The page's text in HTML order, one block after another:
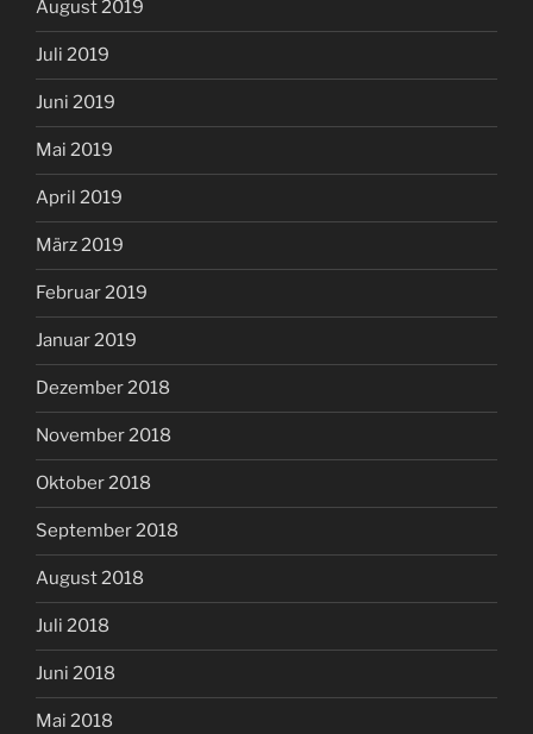
August 2019
Juli 2019
Juni 2019
Mai 2019
April 2019
März 2019
Februar 2019
Januar 2019
Dezember 2018
November 2018
Oktober 2018
September 2018
August 2018
Juli 2018
Juni 2018
Mai 2018